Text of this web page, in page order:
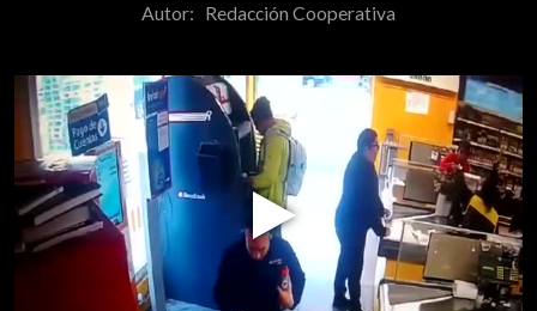
Autor: Redacción Cooperativa
Play
Video